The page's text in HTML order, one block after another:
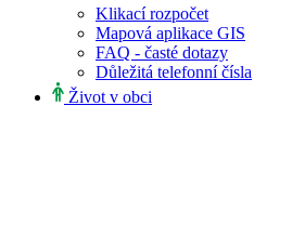
Klikací rozpočet
Mapová aplikace GIS
FAQ - časté dotazy
Důležitá telefonní čísla
Život v obci